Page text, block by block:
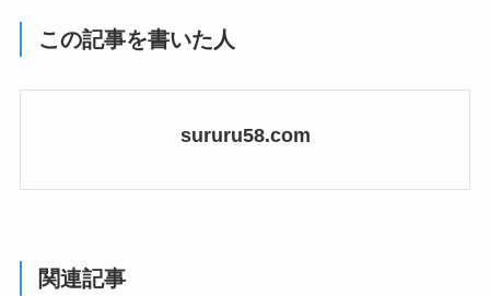
この記事を書いた人
sururu58.com
関連記事